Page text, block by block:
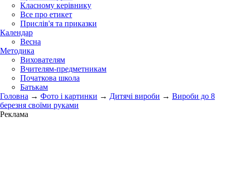
Класному керівнику
Все про етикет
Прислів'я та приказки
Календар
Весна
Методика
Вихователям
Вчителям-предметникам
Початкова школа
Батькам
Головна → Фото і картинки → Дитячі вироби → Вироби до 8
березня своїми руками
Реклама